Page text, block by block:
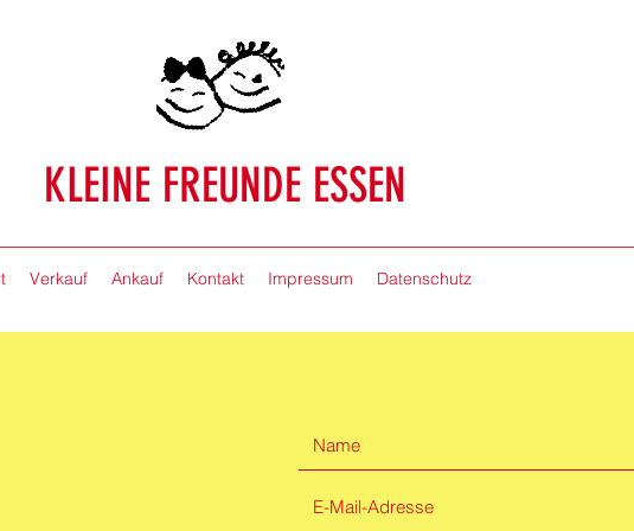
KLEINE FREUNDE ESSEN
Verkauf Ankauf Kontakt Impressum Datenschutz